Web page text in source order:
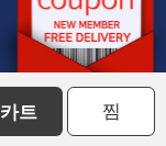
카트 찜